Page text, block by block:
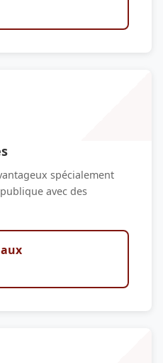
spécialement
avec des